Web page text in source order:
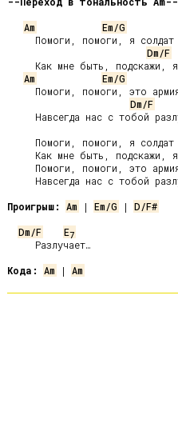
Am
Em/G
Dm/F
Am
Em/G
Dm/F
Проигрыш:
Am | Em/G | D/F#
Dm/F
E7
Кода:
Am | Am